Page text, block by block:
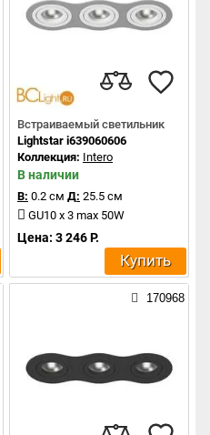
Встраиваемый светильник
Lightstar i639060606
Коллекция: Intero
В наличии
В: 0.2 см Д: 25.5 см
GU10 x 3 max 50W
Цена: 3 246 Р.
Купить
170968